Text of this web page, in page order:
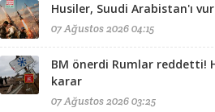
Husiler, Suudi Arabistan'ı
07 Ağustos 2026 04:15
BM önerdi Rumlar reddetti!
karar
07 Ağustos 2026 03:25